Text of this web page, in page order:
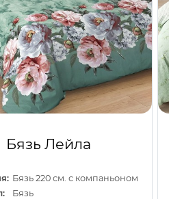
Бязь Лейла
Бязь 220 см. с компаньоном
Бязь